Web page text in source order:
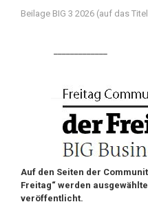
Beilage BIG 3 2026 (auf das
Auf den Seiten der
Freitag“ werden
veröffentlicht.